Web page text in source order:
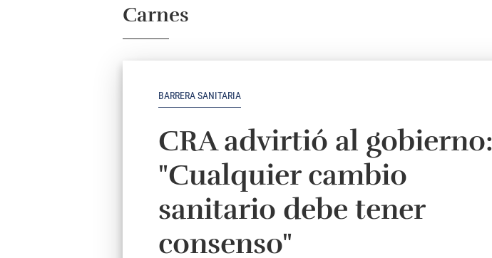
Carnes
BARRERA SANITARIA
CRA advirtió al gobierno:
"Cualquier cambio
sanitario debe tener
consenso"